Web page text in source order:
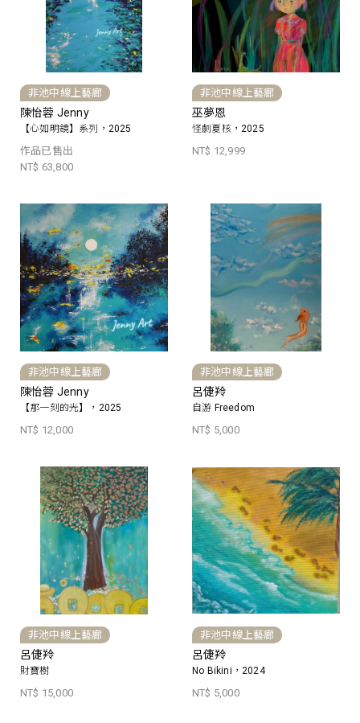
非池中線上藝廊
陳怡蓉 Jenny
【心如明鏡】系列，2025
作品已售出
NT$ 63,800
非池中線上藝廊
巫夢恩
怪劇夏核，2025
NT$ 12,999
非池中線上藝廊
陳怡蓉 Jenny
【那一刻的光】，2025
NT$ 12,000
非池中線上藝廊
呂倢羚
自游 Freedom
NT$ 5,000
非池中線上藝廊
呂倢羚
財寶樹
NT$ 15,000
非池中線上藝廊
呂倢羚
No Bikini，2024
NT$ 5,000